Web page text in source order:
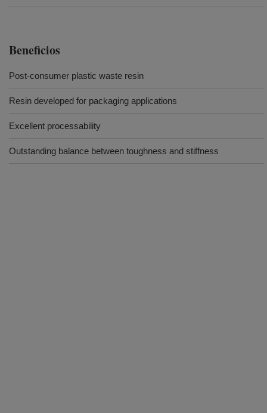
Beneficios
Post-consumer plastic waste resin
Resin developed for packaging applications
Excellent processability
Outstanding balance between toughness and stiffness